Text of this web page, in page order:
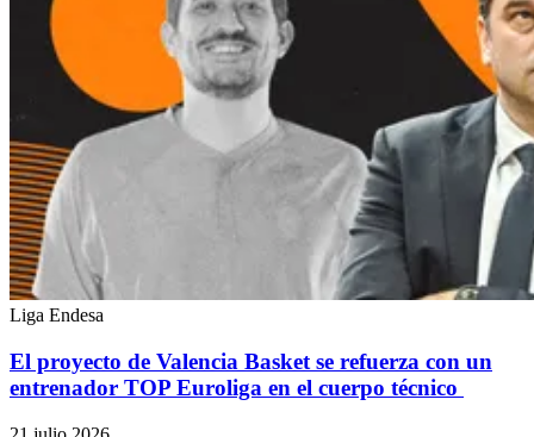
Liga Endesa
El proyecto de Valencia Basket se refuerza con un
entrenador TOP Euroliga en el cuerpo técnico